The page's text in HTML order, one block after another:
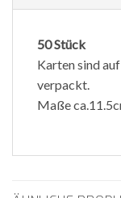
50 Stück
Karten sind
verpackt.
Maße